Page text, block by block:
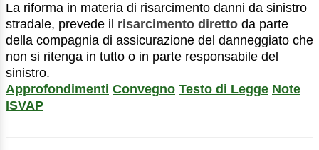
La riforma in materia di risarcimento danni da sinistro
stradale, prevede il risarcimento diretto da parte
della compagnia di assicurazione del danneggiato che
non si ritenga in tutto o in parte responsabile del
sinistro.
Approfondimenti Convegno Testo di Legge Note
ISVAP